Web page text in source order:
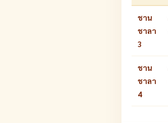
ชาน
ชาลา
3
ชาน
ชาลา
4